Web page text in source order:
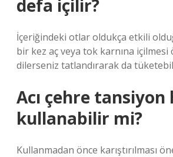
defa içilir?
İçeriğindeki otlar oldukça etkili
bir kez aç veya tok karnına içilmesi
dilerseniz tatlandırarak da
Acı çehre tansiyon
kullanabilir mi?
Kullanmadan önce karıştırılması